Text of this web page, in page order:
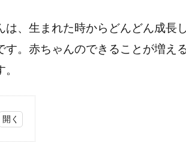
は、生まれた時からどんどん成長
す。赤ちゃんのできることが増え